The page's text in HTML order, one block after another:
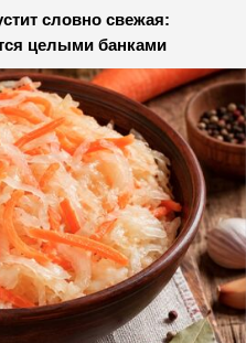
словно свежая:
целыми банками